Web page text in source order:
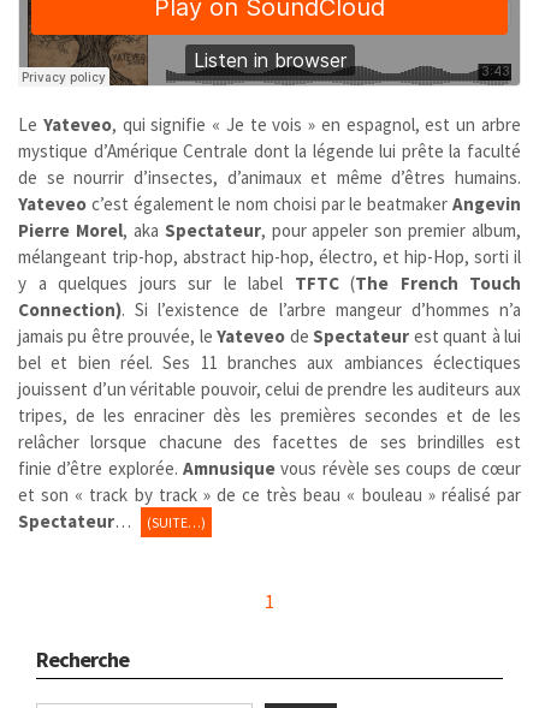
Le Yateveo, qui signifie « Je te vois » en espagnol, est un arbre
mystique d’Amérique Centrale dont la légende lui prête la faculté
de se nourrir d’insectes, d’animaux et même d’êtres humains.
Yateveo c’est également le nom choisi par le beatmaker Angevin
Pierre Morel, aka Spectateur, pour appeler son premier album,
mélangeant trip-hop, abstract hip-hop, électro, et hip-Hop, sorti il
y a quelques jours sur le label TFTC (The French Touch
Connection). Si l’existence de l’arbre mangeur d’hommes n’a
jamais pu être prouvée, leYateveo deSpectateur est quant à lui
bel et bien réel. Ses 11 branches aux ambiances éclectiques
jouissent d’un véritable pouvoir, celui de prendre les auditeurs aux
tripes, de les enraciner dès les premières secondes et de les
relâcher lorsque chacune des facettes de ses brindilles est
finie d’être explorée. Amnusique vous révèle ses coups de cœur
et son « track by track » de ce très beau « bouleau » réalisé par
Spectateur… (SUITE…)
1
Recherche